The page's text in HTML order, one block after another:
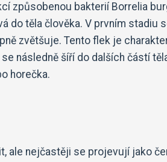
způsobenou bakterií Borrelia
do těla člověka. V prvním stadiu
zvětšuje. Tento flek je
následně šíří do dalších částí
horečka.
ale nejčastěji se projevují jako